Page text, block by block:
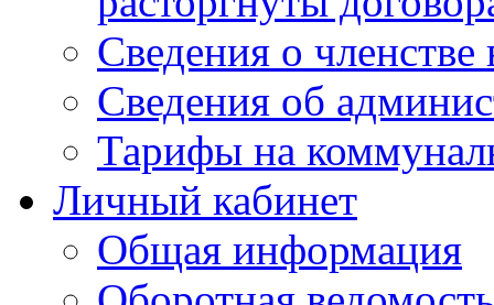
Сведения о
Сведения об
Тарифы на
Личный кабинет
Общая информация